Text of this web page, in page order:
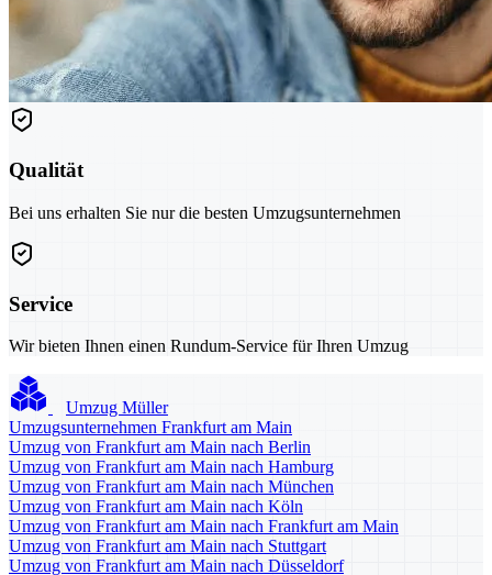
Qualität
Bei uns erhalten Sie nur die besten Umzugsunternehmen
Service
Wir bieten Ihnen einen Rundum-Service für Ihren Umzug
Umzug Müller
Umzugsunternehmen Frankfurt am Main
Umzug von Frankfurt am Main nach Berlin
Umzug von Frankfurt am Main nach Hamburg
Umzug von Frankfurt am Main nach München
Umzug von Frankfurt am Main nach Köln
Umzug von Frankfurt am Main nach Frankfurt am Main
Umzug von Frankfurt am Main nach Stuttgart
Umzug von Frankfurt am Main nach Düsseldorf